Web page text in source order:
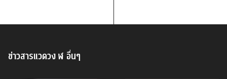
ข่าวสารแวดวง ฬ อื่นๆ